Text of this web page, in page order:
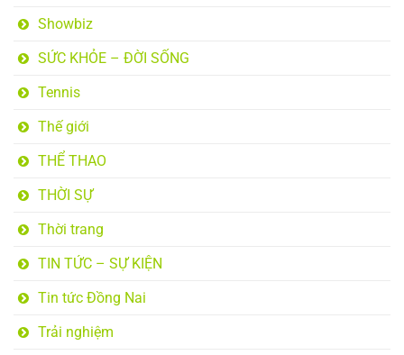
Showbiz
SỨC KHỎE – ĐỜI SỐNG
Tennis
Thế giới
THỂ THAO
THỜI SỰ
Thời trang
TIN TỨC – SỰ KIỆN
Tin tức Đồng Nai
Trải nghiệm